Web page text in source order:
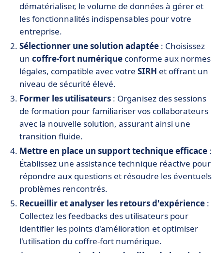
dématérialiser, le volume de données à gérer et
les fonctionnalités indispensables pour votre
entreprise.
Sélectionner une solution adaptée : Choisissez
un coffre-fort numérique conforme aux normes
légales, compatible avec votre SIRH et offrant un
niveau de sécurité élevé.
Former les utilisateurs : Organisez des sessions
de formation pour familiariser vos collaborateurs
avec la nouvelle solution, assurant ainsi une
transition fluide.
Mettre en place un support technique efficace :
Établissez une assistance technique réactive pour
répondre aux questions et résoudre les éventuels
problèmes rencontrés.
Recueillir et analyser les retours d'expérience :
Collectez les feedbacks des utilisateurs pour
identifier les points d'amélioration et optimiser
l'utilisation du coffre-fort numérique.